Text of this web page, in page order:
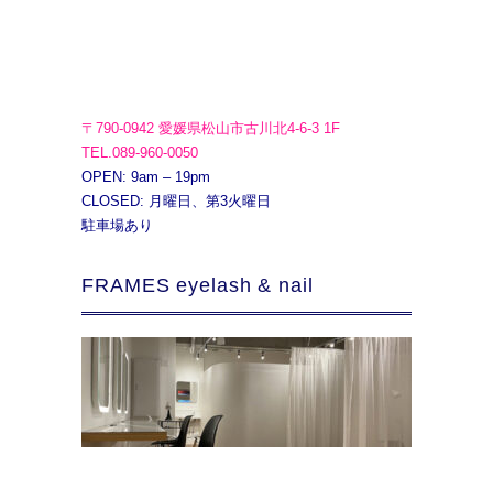
〒790-0942 愛媛県松山市古川北4-6-3 1F
TEL.089-960-0050
OPEN: 9am – 19pm
CLOSED: 月曜日、第3火曜日
駐車場あり
FRAMES eyelash & nail